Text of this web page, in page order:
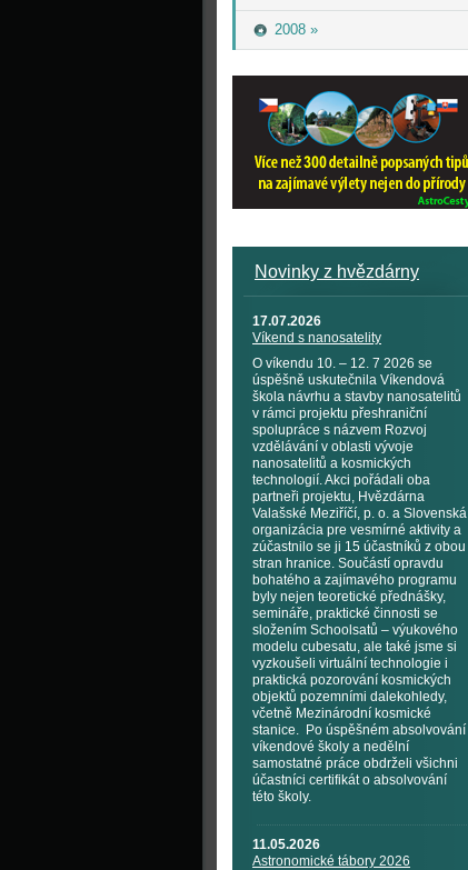
2008 »
Novinky z hvězdárny
17.07.2026
Víkend s nanosatelity
O víkendu 10. – 12. 7 2026 se
úspěšně uskutečnila Víkendová
škola návrhu a stavby nanosatelitů
v rámci projektu přeshraniční
spolupráce s názvem Rozvoj
vzdělávání v oblasti vývoje
nanosatelitů a kosmických
technologií. Akci pořádali oba
partneři projektu, Hvězdárna
Valašské Meziříčí, p. o. a Slovenská
organizácia pre vesmírné aktivity a
zúčastnilo se ji 15 účastníků z obou
stran hranice. Součástí opravdu
bohatého a zajímavého programu
byly nejen teoretické přednášky,
semináře, praktické činnosti se
složením Schoolsatů – výukového
modelu cubesatu, ale také jsme si
vyzkoušeli virtuální technologie i
praktická pozorování kosmických
objektů pozemními dalekohledy,
včetně Mezinárodní kosmické
stanice. Po úspěšném absolvování
víkendové školy a nedělní
samostatné práce obdrželi všichni
účastníci certifikát o absolvování
této školy.
11.05.2026
Astronomické tábory 2026